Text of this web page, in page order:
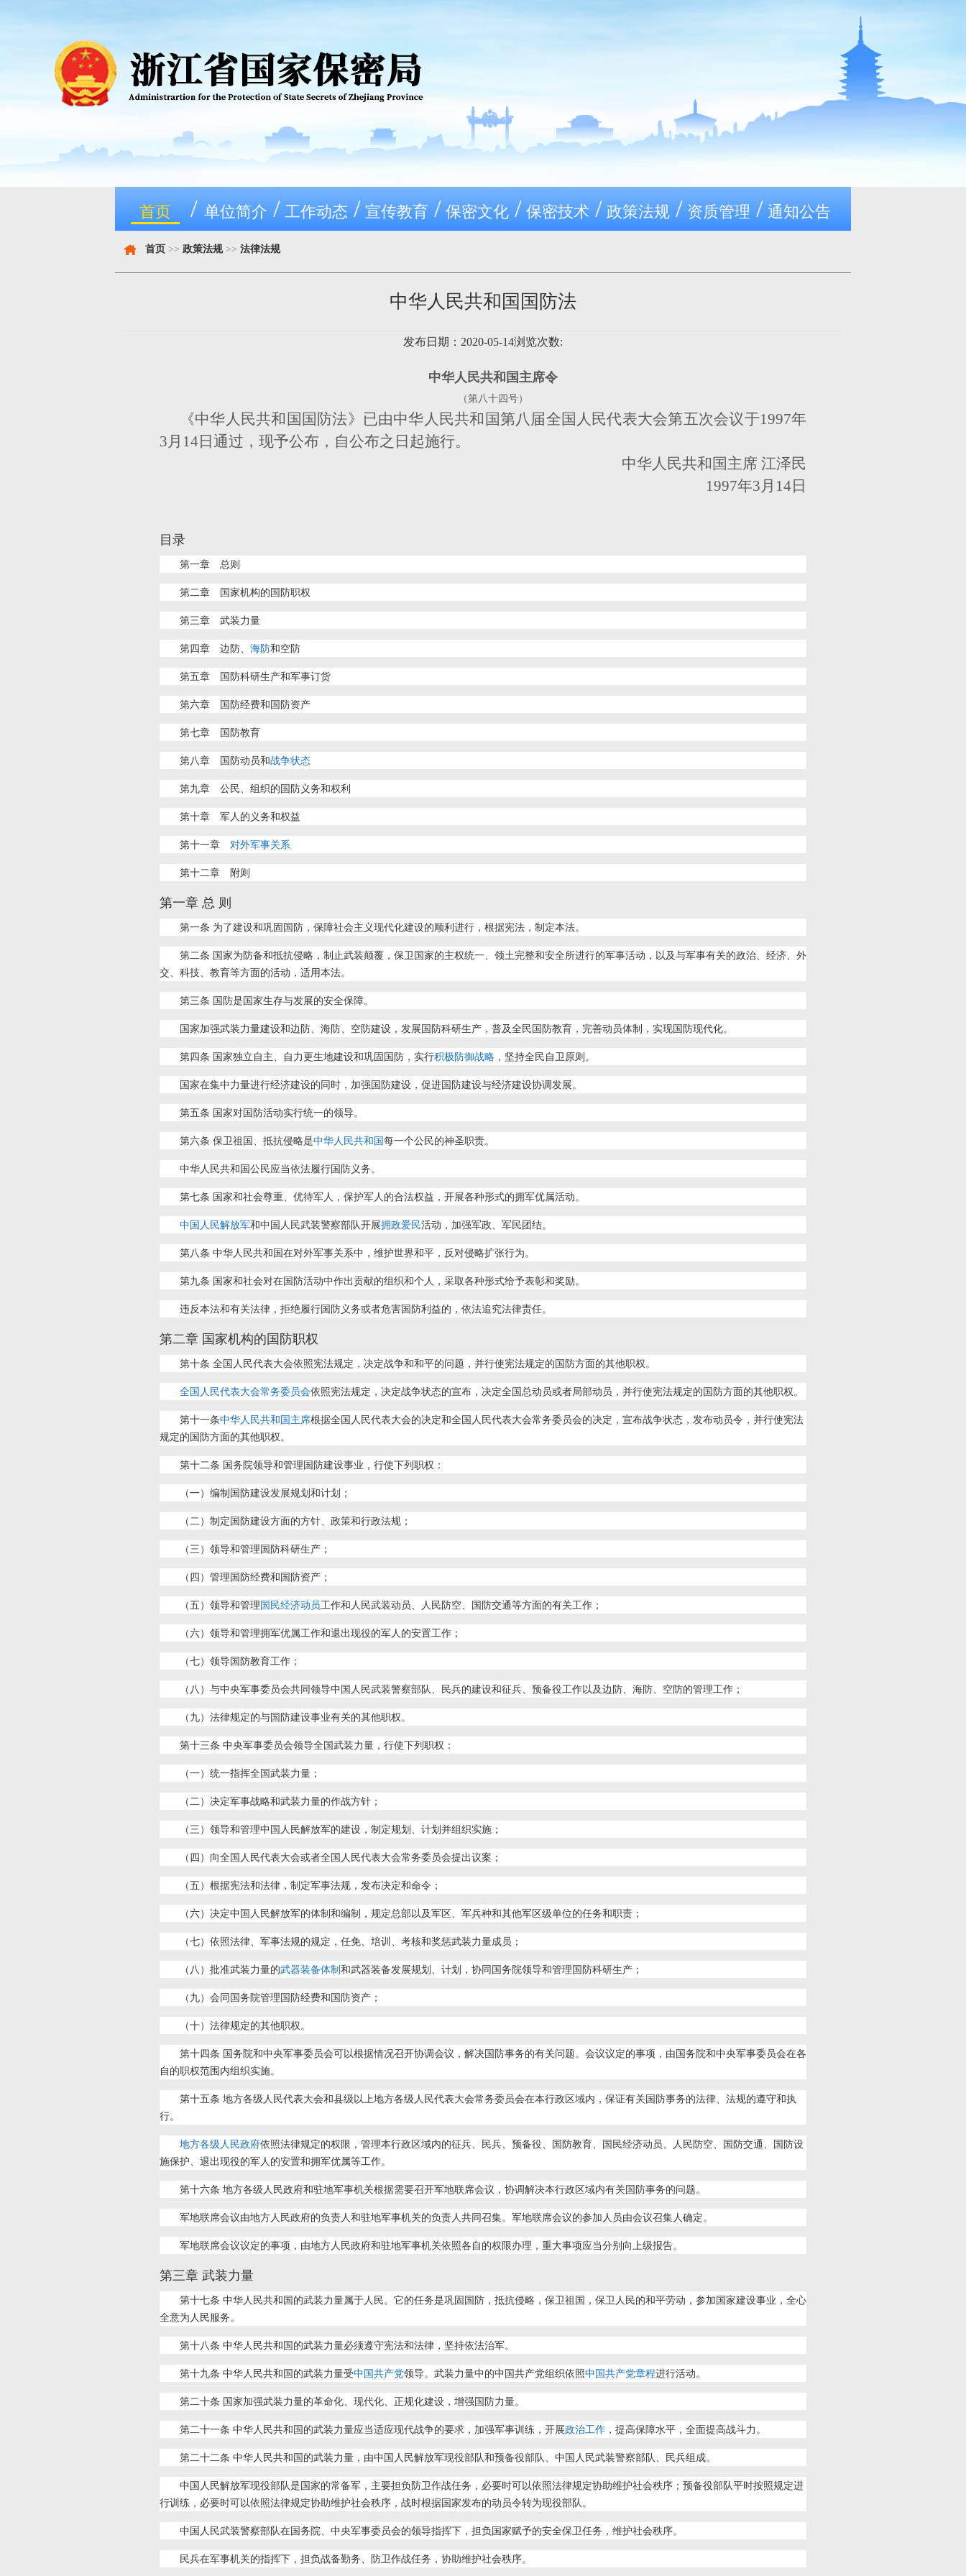
首页 / 单位简介 / 工作动态 / 宣传教育 / 保密文化 / 保密技术 / 政策法规 / 资质管理 / 通知公告
首页 >> 政策法规 >> 法律法规
中华人民共和国国防法
发布日期：2020-05-14浏览次数:
中华人民共和国主席令
（第八十四号）
《中华人民共和国国防法》已由中华人民共和国第八届全国人民代表大会第五次会议于1997年
3月14日通过，现予公布，自公布之日起施行。
中华人民共和国主席 江泽民
1997年3月14日
目录
第一章 总则
第二章 国家机构的国防职权
第三章 武装力量
第四章 边防、 海防和空防
第五章 国防科研生产和军事订货
第六章 国防经费和国防资产
第七章 国防教育
第八章 国防动员和战争状态
第九章 公民、组织的国防义务和权利
第十章 军人的义务和权益
第十一章 对外军事关系
第十二章 附则
第一章 总 则
第一条 为了建设和巩固国防，保障社会主义现代化建设的顺利进行，根据宪法，制定本法。
第二条 国家为防备和抵抗侵略，制止武装颠覆，保卫国家的主权统一、领土完整和安全所进行的军事活动，以及与军事有关的政治、经济、外
交、科技、教育等方面的活动，适用本法。
第三条 国防是国家生存与发展的安全保障。
国家加强武装力量建设和边防、海防、空防建设，发展国防科研生产，普及全民国防教育，完善动员体制，实现国防现代化。
第四条 国家独立自主、自力更生地建设和巩固国防，实行积极防御战略 ，坚持全民自卫原则。
国家在集中力量进行经济建设的同时，加强国防建设，促进国防建设与经济建设协调发展。
第五条 国家对国防活动实行统一的领导。
第六条 保卫祖国、抵抗侵略是中华人民共和国每一个公民的神圣职责。
中华人民共和国公民应当依法履行国防义务。
第七条 国家和社会尊重、优待军人，保护军人的合法权益，开展各种形式的拥军优属活动。
中国人民解放军和中国人民武装警察部队开展拥政爱民活动，加强军政、军民团结。
第八条 中华人民共和国在对外军事关系中，维护世界和平，反对侵略扩张行为。
第九条 国家和社会对在国防活动中作出贡献的组织和个人，采取各种形式给予表彰和奖励。
违反本法和有关法律，拒绝履行国防义务或者危害国防利益的，依法追究法律责任。
第二章 国家机构的国防职权
第十条 全国人民代表大会依照宪法规定，决定战争和和平的问题，并行使宪法规定的国防方面的其他职权。
全国人民代表大会常务委员会依照宪法规定，决定战争状态的宣布，决定全国总动员或者局部动员，并行使宪法规定的国防方面的其他职权。
第十一条中华人民共和国主席根据全国人民代表大会的决定和全国人民代表大会常务委员会的决定，宣布战争状态，发布动员令，并行使宪法
规定的国防方面的其他职权。
第十二条 国务院领导和管理国防建设事业，行使下列职权：
（一）编制国防建设发展规划和计划；
（二）制定国防建设方面的方针、政策和行政法规；
（三）领导和管理国防科研生产；
（四）管理国防经费和国防资产；
（五）领导和管理国民经济动员工作和人民武装动员、人民防空、国防交通等方面的有关工作；
（六）领导和管理拥军优属工作和退出现役的军人的安置工作；
（七）领导国防教育工作；
（八）与中央军事委员会共同领导中国人民武装警察部队、民兵的建设和征兵、预备役工作以及边防、海防、空防的管理工作；
（九）法律规定的与国防建设事业有关的其他职权。
第十三条 中央军事委员会领导全国武装力量，行使下列职权：
（一）统一指挥全国武装力量；
（二）决定军事战略和武装力量的作战方针；
（三）领导和管理中国人民解放军的建设，制定规划、计划并组织实施；
（四）向全国人民代表大会或者全国人民代表大会常务委员会提出议案；
（五）根据宪法和法律，制定军事法规，发布决定和命令；
（六）决定中国人民解放军的体制和编制，规定总部以及军区、军兵种和其他军区级单位的任务和职责；
（七）依照法律、军事法规的规定，任免、培训、考核和奖惩武装力量成员；
（八）批准武装力量的武器装备体制和武器装备发展规划、计划，协同国务院领导和管理国防科研生产；
（九）会同国务院管理国防经费和国防资产；
（十）法律规定的其他职权。
第十四条 国务院和中央军事委员会可以根据情况召开协调会议，解决国防事务的有关问题。会议议定的事项，由国务院和中央军事委员会在各
自的职权范围内组织实施。
第十五条 地方各级人民代表大会和县级以上地方各级人民代表大会常务委员会在本行政区域内，保证有关国防事务的法律、法规的遵守和执
行。
地方各级人民政府依照法律规定的权限，管理本行政区域内的征兵、民兵、预备役、国防教育、国民经济动员、人民防空、国防交通、国防设
施保护、退出现役的军人的安置和拥军优属等工作。
第十六条 地方各级人民政府和驻地军事机关根据需要召开军地联席会议，协调解决本行政区域内有关国防事务的问题。
军地联席会议由地方人民政府的负责人和驻地军事机关的负责人共同召集。军地联席会议的参加人员由会议召集人确定。
军地联席会议议定的事项，由地方人民政府和驻地军事机关依照各自的权限办理，重大事项应当分别向上级报告。
第三章 武装力量
第十七条 中华人民共和国的武装力量属于人民。它的任务是巩固国防，抵抗侵略，保卫祖国，保卫人民的和平劳动，参加国家建设事业，全心
全意为人民服务。
第十八条 中华人民共和国的武装力量必须遵守宪法和法律，坚持依法治军。
第十九条 中华人民共和国的武装力量受中国共产党领导。武装力量中的中国共产党组织依照中国共产党章程进行活动。
第二十条 国家加强武装力量的革命化、现代化、正规化建设，增强国防力量。
第二十一条 中华人民共和国的武装力量应当适应现代战争的要求，加强军事训练，开展政治工作 ，提高保障水平，全面提高战斗力。
第二十二条 中华人民共和国的武装力量，由中国人民解放军现役部队和预备役部队、中国人民武装警察部队、民兵组成。
中国人民解放军现役部队是国家的常备军，主要担负防卫作战任务，必要时可以依照法律规定协助维护社会秩序；预备役部队平时按照规定进
行训练，必要时可以依照法律规定协助维护社会秩序，战时根据国家发布的动员令转为现役部队。
中国人民武装警察部队在国务院、中央军事委员会的领导指挥下，担负国家赋予的安全保卫任务，维护社会秩序。
民兵在军事机关的指挥下，担负战备勤务、防卫作战任务，协助维护社会秩序。